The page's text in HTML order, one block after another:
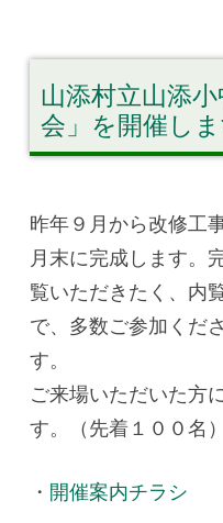
山添村立山添
会」を開催し
昨年９月から改修工
月末に完成します。
覧いただきたく、内
で、多数ご参加くだ
す。
ご来場いただいた方
す。（先着１００名）
・ 開催案内チラシ